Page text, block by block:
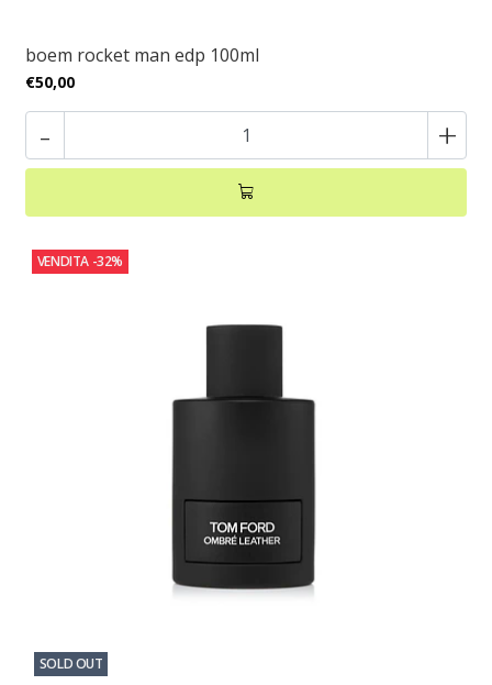
boem rocket man edp 100ml
€50,00
- +
VENDITA -32%
SOLD OUT